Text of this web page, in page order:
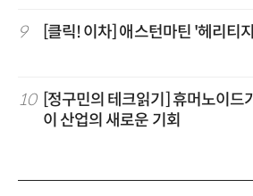
9 [클릭! 이차] 애스턴마틴 '헤리티
10
[정구민의 테크읽기] 휴머노이드
이 산업의 새로운 기회